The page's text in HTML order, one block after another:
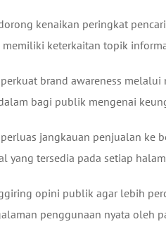
kenaikan peringkat
memiliki keterkaitan topik
brand awareness
bagi publik mengenai
jangkauan penjualan ke
yang tersedia pada setiap
opini publik agar lebih
penggunaan nyata oleh